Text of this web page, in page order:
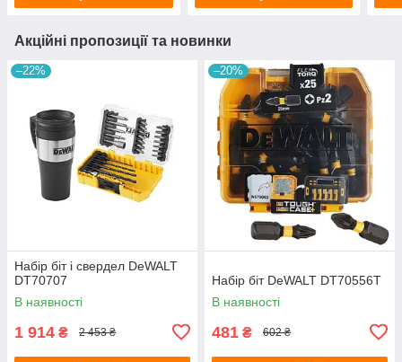
Акційні пропозиції та новинки
–22%
Набір біт і свердел DeWALT
DT70707
В наявності
1 914 ₴ 2 453 ₴
–20%
Набір біт DeWALT DT70556T
В наявності
481 ₴ 602 ₴